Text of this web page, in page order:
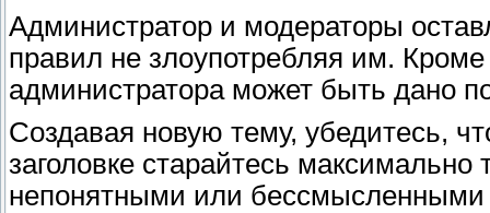
Администратор и модераторы
правил не злоупотребляя им.
администратора может быть дано
Создавая новую тему, убедитесь,
заголовке старайтесь
непонятными или бессмысленными